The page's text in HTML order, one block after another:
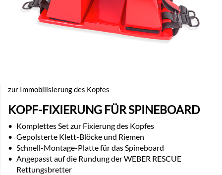
zur Immobilisierung des Kopfes
KOPF-FIXIERUNG FÜR SPINEBOARD
• Komplettes Set zur Fixierung des Kopfes
• Gepolsterte Klett-Blöcke und Riemen
• Schnell-Montage-Platte für das Spineboard
• Angepasst auf die Rundung der WEBER RESCUE
Rettungsbretter